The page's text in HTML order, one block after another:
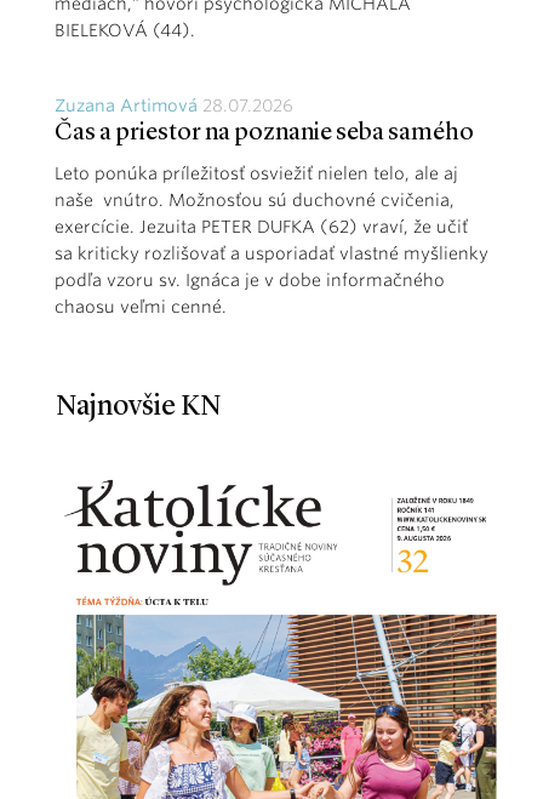
médiách,“ hovorí psychologička MICHALA
BIELEKOVÁ (44).
Zuzana Artimová 28.07.2026
Čas a priestor na poznanie seba samého
Leto ponúka príležitosť osviežiť nielen telo, ale aj
naše vnútro. Možnosťou sú duchovné cvičenia,
exercície. Jezuita PETER DUFKA (62) vraví, že učiť
sa kriticky rozlišovať a usporiadať vlastné myšlienky
podľa vzoru sv. Ignáca je v dobe informačného
chaosu veľmi cenné.
Najnovšie KN